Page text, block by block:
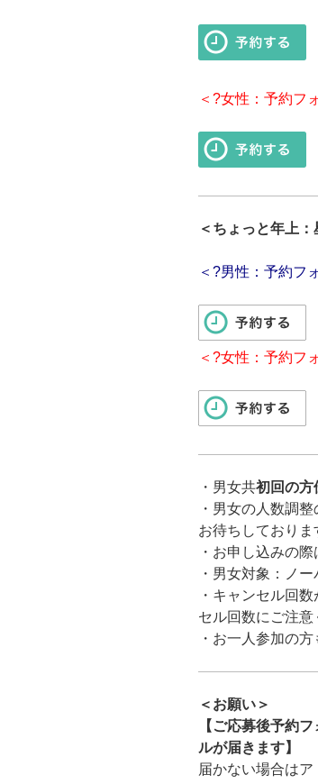
＜?女性：予約フ
＜ちょっと年上：
＜?男性：予約フ
＜?女性：予約フ
・ 男女共初回の方
・ 男女の人数調
お待ちしておりま
・お申し込みの
・男女対象：ノ
・キャンセル回
セル回数にご注意
・お一人参加の方
＜お願い＞
【ご応募後予約
ルが届きます】
届かない場合は